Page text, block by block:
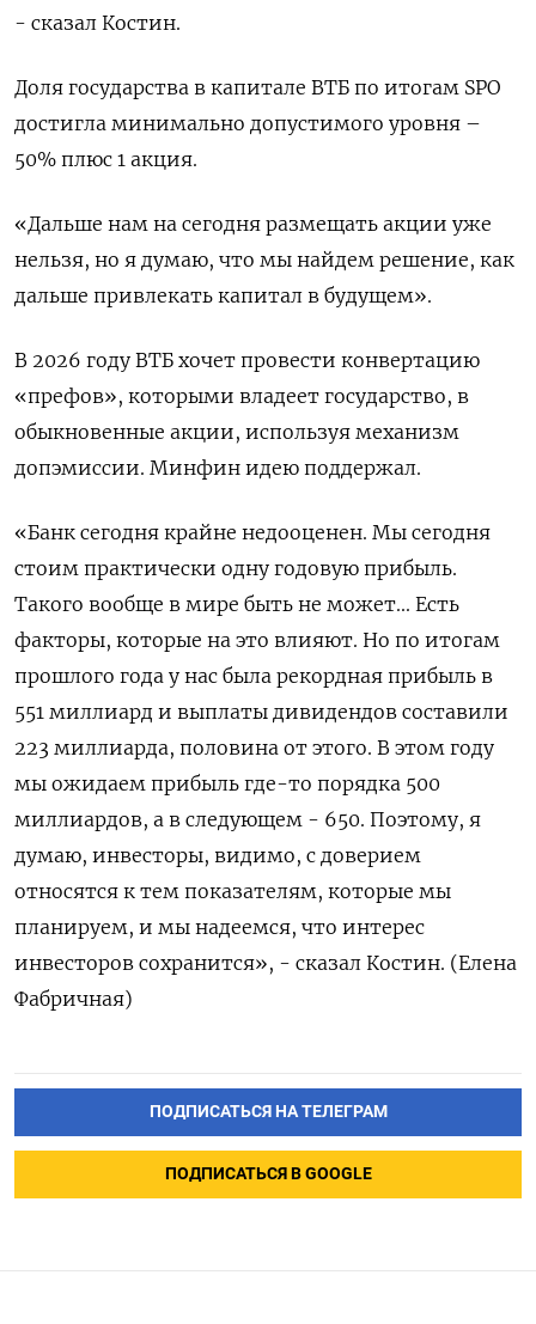
- сказал Костин.
Доля государства в капитале ВТБ по итогам SPO
достигла минимально допустимого уровня –
50% плюс 1 акция.
«Дальше нам на сегодня размещать акции уже
нельзя, но я думаю, что мы найдем решение, как
дальше привлекать капитал в будущем».
В 2026 году ВТБ хочет провести конвертацию
«префов», которыми владеет государство, в
обыкновенные акции, используя механизм
допэмиссии. Минфин идею поддержал.
«Банк сегодня крайне недооценен. Мы сегодня
стоим практически одну годовую прибыль.
Такого вообще в мире быть не может... Есть
факторы, которые на это влияют. Но по итогам
прошлого года у нас была рекордная прибыль в
551 миллиард и выплаты дивидендов составили
223 миллиарда, половина от этого. В этом году
мы ожидаем прибыль где-то порядка 500
миллиардов, а в следующем - 650. Поэтому, я
думаю, инвесторы, видимо, с доверием
относятся к тем показателям, которые мы
планируем, и мы надеемся, что интерес
инвесторов сохранится», - сказал Костин. (Елена
Фабричная)
ПОДПИСАТЬСЯ НА ТЕЛЕГРАМ
ПОДПИСАТЬСЯ В GOOGLE